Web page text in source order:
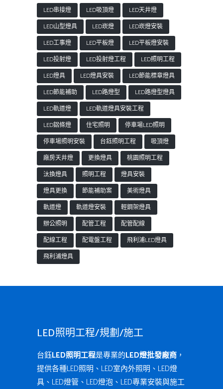
LED串接燈 LED吸頂燈
LED天井燈
LED山型燈具
LED崁燈
LED崁燈安裝
LED工事燈
LED平板燈
LED平板燈安裝
LED投射燈
LED投射燈工程
LED照明工程
LED燈具
LED燈具安裝
LED節能標章燈具
LED節能補助
LED路燈型
LED路燈型燈具
LED軌道燈
LED軌道燈具安裝工程
LED鋁條燈
住宅照明
停車場LED照明
停車場照明安裝
台鈺照明工程
吸頂燈
廠房天井燈
更換燈具
桃園照明工程
汰換燈具
照明工程
燈具安裝
燈具更換
節能補助案
美術燈具
軌道燈
軌道燈安裝
輕鋼架燈具
辦公照明
配管工程
配管配線
配線工程
配電盤工程
飛利浦LED燈具
飛利浦燈具
LED照明工程/規劃/施工
台鈺LED照明工程是專業的LED燈批發廠商 ，
提供各種LED照明、LED室內外照明、LED燈
具、LED燈管、LED燈泡、LED專業安裝與施工